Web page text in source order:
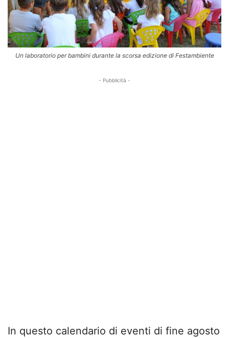
Un laboratorio per bambini durante la scorsa edizione di Festambiente
- Pubblicità -
In questo calendario di eventi di fine agosto